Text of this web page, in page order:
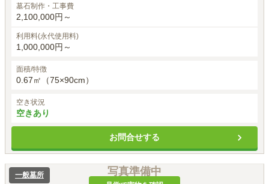
墓石制作・工事費
2,100,000円～
利用料(永代使用料)
1,000,000円～
面積/特徴
0.67㎡（75×90cm）
空き状況
空きあり
お問合せする
写真準備中
一般墓所